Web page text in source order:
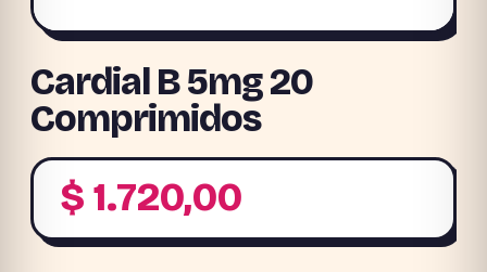
Cardial B 5mg 20
Comprimidos
$ 1.720,00